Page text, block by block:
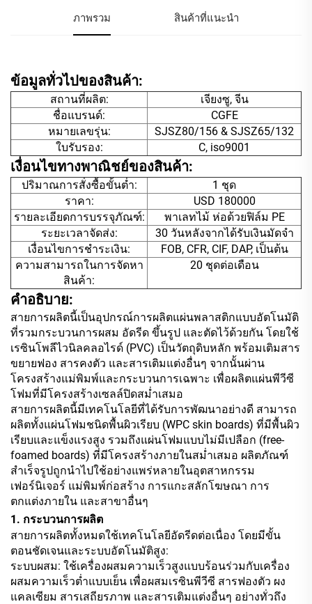
ภาพรวม สินค้าที่แนะนำ
ข้อมูลทั่วไปของสินค้า:
สถานที่ผลิต:
เจียงซู, จีน
ชื่อแบรนด์:
CGFE
หมายเลขรุ่น:
SJSZ80/156 & SJSZ65/132
ใบรับรอง:
C, iso9001
เงื่อนไขทางพาณิชย์ของสินค้า:
ปริมาณการสั่งซื้อขั้นต่ำ:
1 ชุด
ราคา:
USD 180000
รายละเอียดการบรรจุภัณฑ์:
พาเลทไม้ ห่อด้วยฟิล์ม PE
ระยะเวลาจัดส่ง:
30 วันหลังจากได้รับเงินมัดจำ
เงื่อนไขการชำระเงิน:
FOB, CFR, CIF, DAP, เป็นต้น
ความสามารถในการจัดหา
สินค้า:
20 ชุดต่อเดือน
คำอธิบาย:
สายการผลิตนี้เป็นอุปกรณ์การผลิตแผ่นพลาสติกแบบอัตโนมัติ
ที่รวมกระบวนการผสม อัดรีด ขึ้นรูป และตัดไว้ด้วยกัน โดยใช้
เรซินโพลีไวนิลคลอไรด์ (PVC) เป็นวัตถุดิบหลัก พร้อมเติมสาร
ขยายฟอง สารคงตัว และสารเติมแต่งอื่นๆ จากนั้นผ่าน
โครงสร้างแม่พิมพ์และกระบวนการเฉพาะ เพื่อผลิตแผ่นพีวีซี
โฟมที่มีโครงสร้างเซลล์ปิดสม่ำเสมอ
สายการผลิตนี้มีเทคโนโลยีที่ได้รับการพัฒนาอย่างดี สามารถ
ผลิตทั้งแผ่นโฟมชนิดพื้นผิวเรียบ (WPC skin boards) ที่มีพื้นผิว
เรียบและแข็งแรงสูง รวมถึงแผ่นโฟมแบบไม่มีเปลือก (free-
foamed boards) ที่มีโครงสร้างภายในสม่ำเสมอ ผลิตภัณฑ์
สำเร็จรูปถูกนำไปใช้อย่างแพร่หลายในอุตสาหกรรม
เฟอร์นิเจอร์ แม่พิมพ์ก่อสร้าง การแกะสลักโฆษณา การ
ตกแต่งภายใน และสาขาอื่นๆ
1. กระบวนการผลิต
สายการผลิตทั้งหมดใช้เทคโนโลยีอัดรีดต่อเนื่อง โดยมีขั้น
ตอนชัดเจนและระบบอัตโนมัติสูง:
ระบบผสม: ใช้เครื่องผสมความเร็วสูงแบบร้อนร่วมกับเครื่อง
ผสมความเร็วต่ำแบบเย็น เพื่อผสมเรซินพีวีซี สารฟองตัว ผง
แคลเซียม สารเสถียรภาพ และสารเติมแต่งอื่นๆ อย่างทั่วถึง